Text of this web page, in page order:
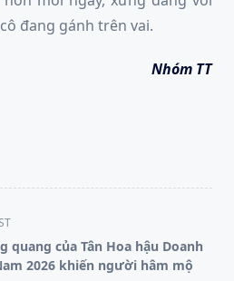
đang gánh trên vai.
Nhóm TT
quang của Tân Hoa hậu Doanh
2026 khiến người hâm mộ